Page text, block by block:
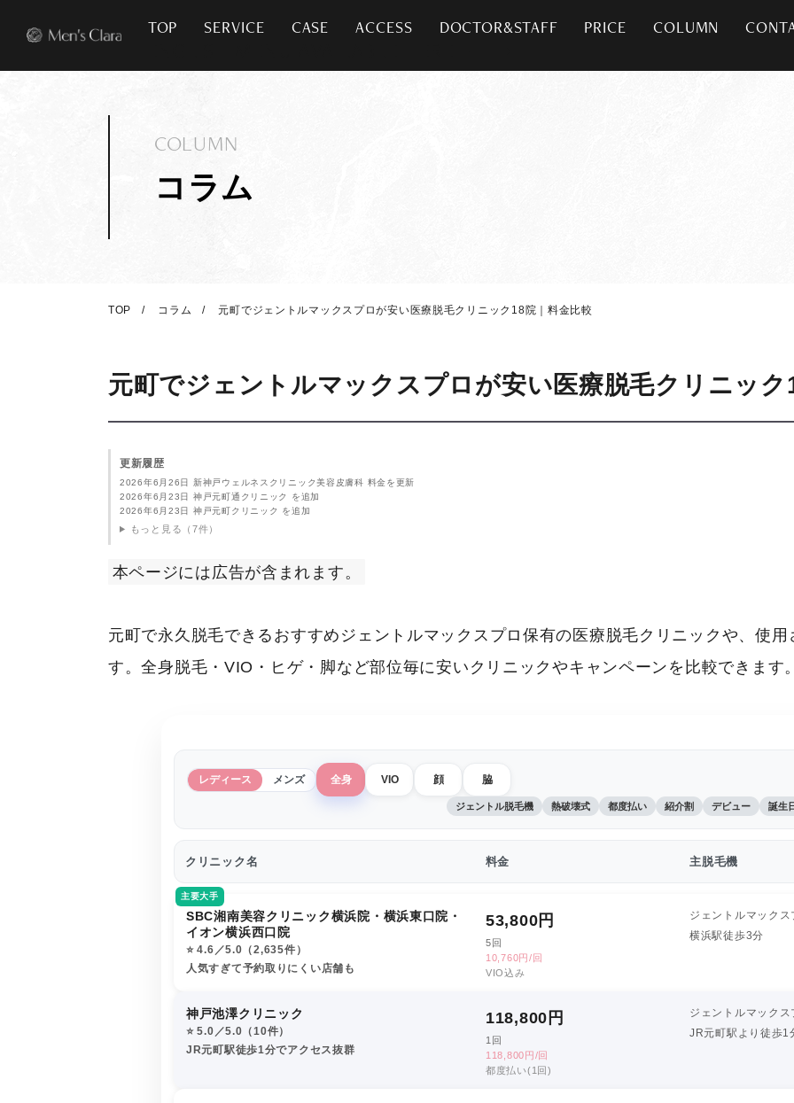
TOP SERVICE CASE ACCESS DOCTOR&STAFF PRICE COLUMN
コラム
COLUMN
TOP コラム 元町でジェントルマックスプロが安い医療脱毛クリニック18院｜料金比較
元町でジェントルマックスプロが安い医療脱毛クリニック
更新履歴
2026年6月26日 新神戸ウェルネスクリニック美容皮膚科 料金を更新
2026年6月23日 神戸元町通クリニック を追加
2026年6月23日 神戸元町クリニック を追加
もっと見る（7件）
本ページには広告が含まれます。
元町で永久脱毛できるおすすめジェントルマックスプロ保有の医療脱毛クリニックや、使
す。全身脱毛・VIO・ヒゲ・脚など部位毎に安いクリニックやキャンペーンを比較できます
レディース メンズ 全身 VIO 顔 脇
ジェントル脱毛機 熱破壊式 都度払い 紹介割 デビュー 誕生
クリニック名 料金 主脱毛機
主要大手
SBC湘南美容クリニック横浜院・横浜東口院・
イオン横浜西口院
⭐️ 4.6／5.0（2,635件）
人気すぎて予約取りにくい店舗も
53,800 円
5回
10,760円/回
VIO込み
ジェントルマックス
横浜駅徒歩3分
神戸池澤クリニック
⭐️ 5.0／5.0（10件）
JR元町駅徒歩1分でアクセス抜群
118,800 円
1回
118,800円/回
都度払い(1回)
ジェントルマックス
JR元町駅より徒歩1